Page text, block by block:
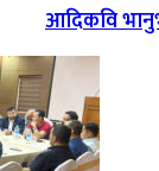
आदिकवि